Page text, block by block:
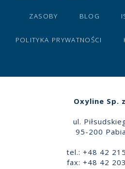
ZASOBY BLOG
POLITYKA PRYWATNOŚCI
Oxyline Sp.
ul.
95-200
tel.: +48 42
fax: +48 42